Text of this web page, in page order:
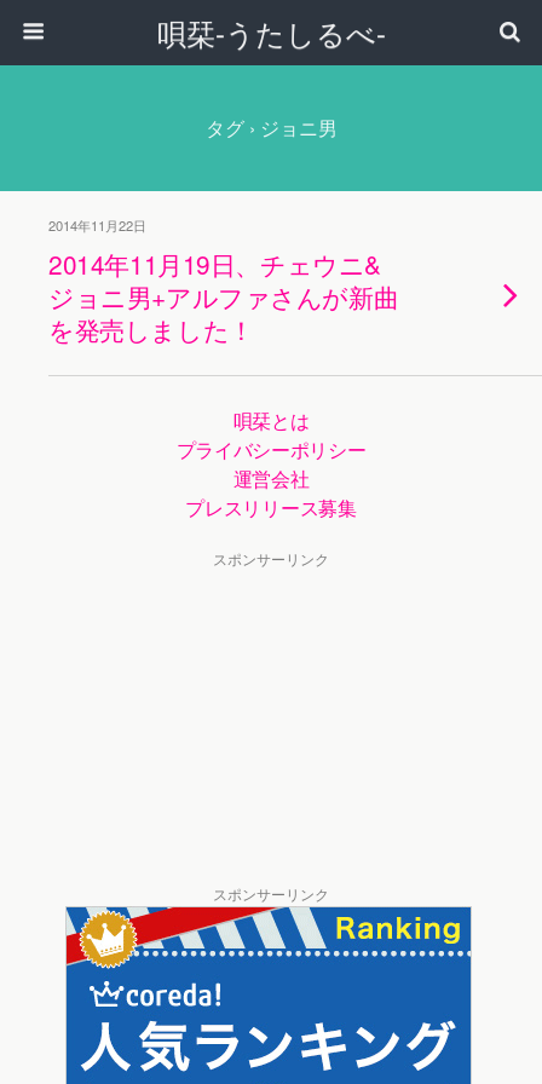
唄栞-うたしるべ-
タグ › ジョニ男
2014年11月22日
2014年11月19日、チェウニ&
ジョニ男+アルファさんが新曲
を発売しました！
唄栞とは
プライバシーポリシー
運営会社
プレスリリース募集
スポンサーリンク
スポンサーリンク